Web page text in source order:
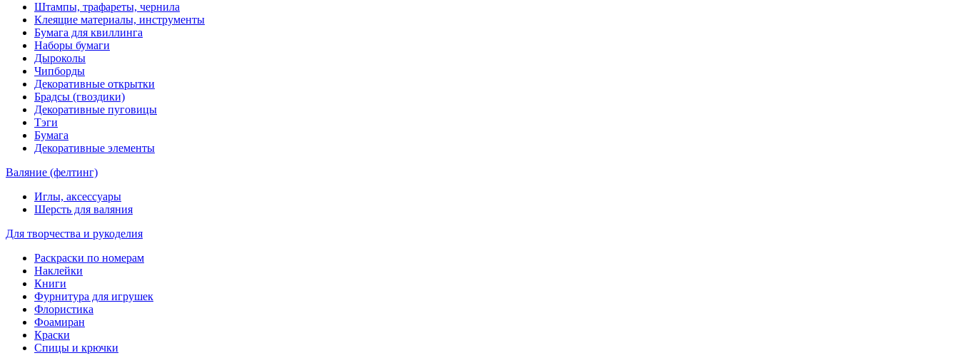
Штампы, трафареты, чернила
Клеящие материалы, инструменты
Бумага для квиллинга
Наборы бумаги
Дыроколы
Чипборды
Декоративные открытки
Брадсы (гвоздики)
Декоративные пуговицы
Тэги
Бумага
Декоративные элементы
Валяние (фелтинг)
Иглы, аксессуары
Шерсть для валяния
Для творчества и рукоделия
Раскраски по номерам
Наклейки
Книги
Фурнитура для игрушек
Флористика
Фоамиран
Краски
Спицы и крючки